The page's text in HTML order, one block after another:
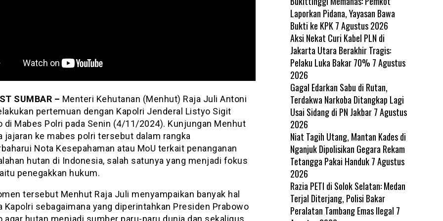
SUMBAR – Menteri Kehutanan (Menhut) Raja Juli Antoni
pertemuan dengan Kapolri Jenderal Listyo Sigit
di Mabes Polri pada Senin (4/11/2024). Kunjungan Menhut
jajaran ke mabes polri tersebut dalam rangka
Nota Kesepahaman atau MoU terkait penanganan
hutan di Indonesia, salah satunya yang menjadi fokus
penegakkan hukum.
tersebut Menhut Raja Juli menyampaikan banyak hal
Kapolri sebagaimana yang diperintahkan Presiden Prabowo
agar hutan menjadi sumber paru-paru dunia dan sekaligus
Laporkan Pidana, Yayasan Bawa
Bukti ke KPK 7 Agustus 2026
Aksi Nekat Curi Kabel PLN di
Jakarta Utara Berakhir Tragis:
Pelaku Luka Bakar 70% 7 Agustus
2026
Gagal Edarkan Sabu di Rutan,
Terdakwa Narkoba Ditangkap Lagi
Usai Sidang di PN Jakbar 7 Agustus
2026
Niat Tagih Utang, Mantan Kades di
Nganjuk Dipolisikan Gegara Rekam
Tetangga Pakai Handuk 7 Agustus
2026
Razia PETI di Solok Selatan: Medan
Terjal Diterjang, Polisi Bakar
Peralatan Tambang Emas Ilegal 7